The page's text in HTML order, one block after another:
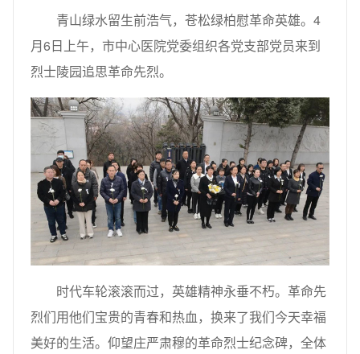
青山绿水留生前浩气，苍松绿柏慰革命英雄。4
月6日上午，市中心医院党委组织各党支部党员来到
烈士陵园追思革命先烈。
时代车轮滚滚而过，英雄精神永垂不朽。革命先
烈们用他们宝贵的青春和热血，换来了我们今天幸福
美好的生活。仰望庄严肃穆的革命烈士纪念碑，全体